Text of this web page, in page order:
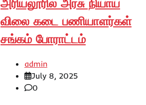
அரியலூரில் அரசு நியாய
விலை கடை பணியாளர்கள்
சங்கம் போராட்டம்
admin
July 8, 2025
0